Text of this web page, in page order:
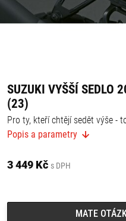
SUZUKI VYŠŠÍ SEDLO
(23)
Pro ty, kteří chtějí sedět výše -
vyšší posez než standardní
Popis a parametry
3 449 Kč s DPH
MATE